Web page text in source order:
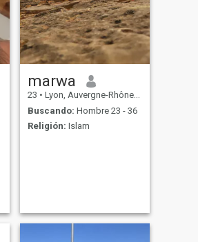
marwa
23 • Lyon, Auvergne-Rhône-Alpes, Francia
Buscando: Hombre 23 - 36
Religión: Islam